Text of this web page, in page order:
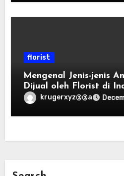
florist
Mengenal Jenis-jenis
Dijual oleh Florist di
krugerxyz@@a